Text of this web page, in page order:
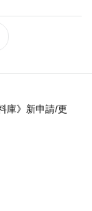
庫》新申請/更